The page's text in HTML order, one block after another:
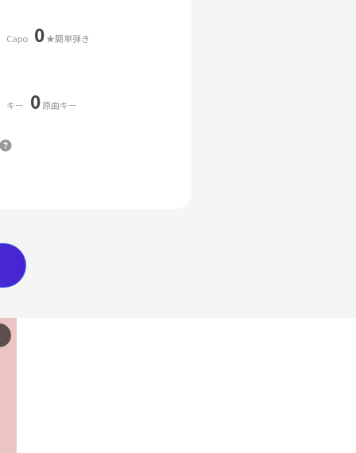
Capo 0★簡単弾き
キー 0原曲キー